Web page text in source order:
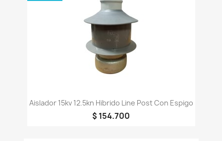
Aislador 15kv 12.5kn Hibrido Line Post Con Espigo
$ 154.700